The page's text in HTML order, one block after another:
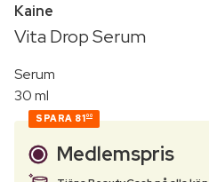
Kaine
Vita Drop Serum
Serum
30 ml
SPARA 8100
Medlemspris